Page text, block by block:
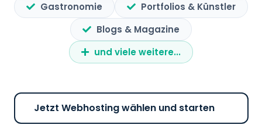
Gastronomie
Portfolios & Künstler
Blogs & Magazine
und viele weitere...
Jetzt Webhosting wählen und starten